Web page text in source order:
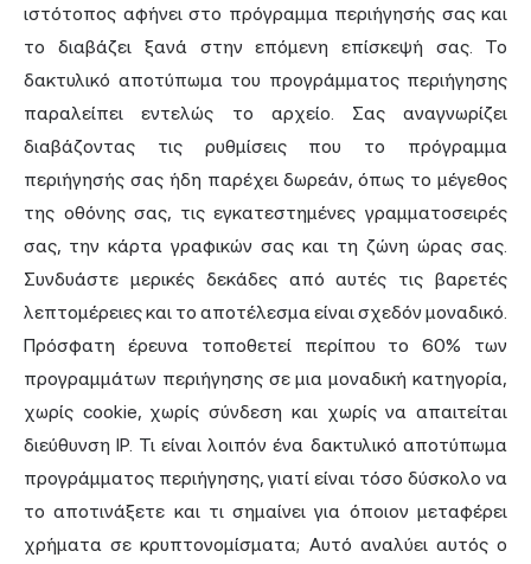
ιστότοπος αφήνει στο πρόγραμμα περιήγησής σας και
το διαβάζει ξανά στην επόμενη επίσκεψή σας. Το
δακτυλικό αποτύπωμα του προγράμματος περιήγησης
παραλείπει εντελώς το αρχείο. Σας αναγνωρίζει
διαβάζοντας τις ρυθμίσεις που το πρόγραμμα
περιήγησής σας ήδη παρέχει δωρεάν, όπως το μέγεθος
της οθόνης σας, τις εγκατεστημένες γραμματοσειρές
σας, την κάρτα γραφικών σας και τη ζώνη ώρας σας.
Συνδυάστε μερικές δεκάδες από αυτές τις βαρετές
λεπτομέρειες και το αποτέλεσμα είναι σχεδόν μοναδικό.
Πρόσφατη έρευνα τοποθετεί περίπου το 60% των
προγραμμάτων περιήγησης σε μια μοναδική κατηγορία,
χωρίς cookie, χωρίς σύνδεση και χωρίς να απαιτείται
διεύθυνση IP. Τι είναι λοιπόν ένα δακτυλικό αποτύπωμα
προγράμματος περιήγησης, γιατί είναι τόσο δύσκολο να
το αποτινάξετε και τι σημαίνει για όποιον μεταφέρει
χρήματα σε κρυπτονομίσματα; Αυτό αναλύει αυτός ο